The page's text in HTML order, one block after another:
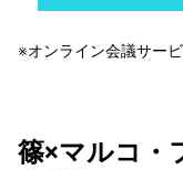
※オンライン会議サー
篠×マルコ・